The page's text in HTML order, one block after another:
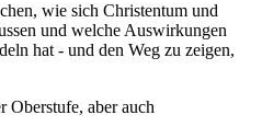
wie sich Christentum und
und welche Auswirkungen
hat - und den Weg zu zeigen,
Oberstufe, aber auch